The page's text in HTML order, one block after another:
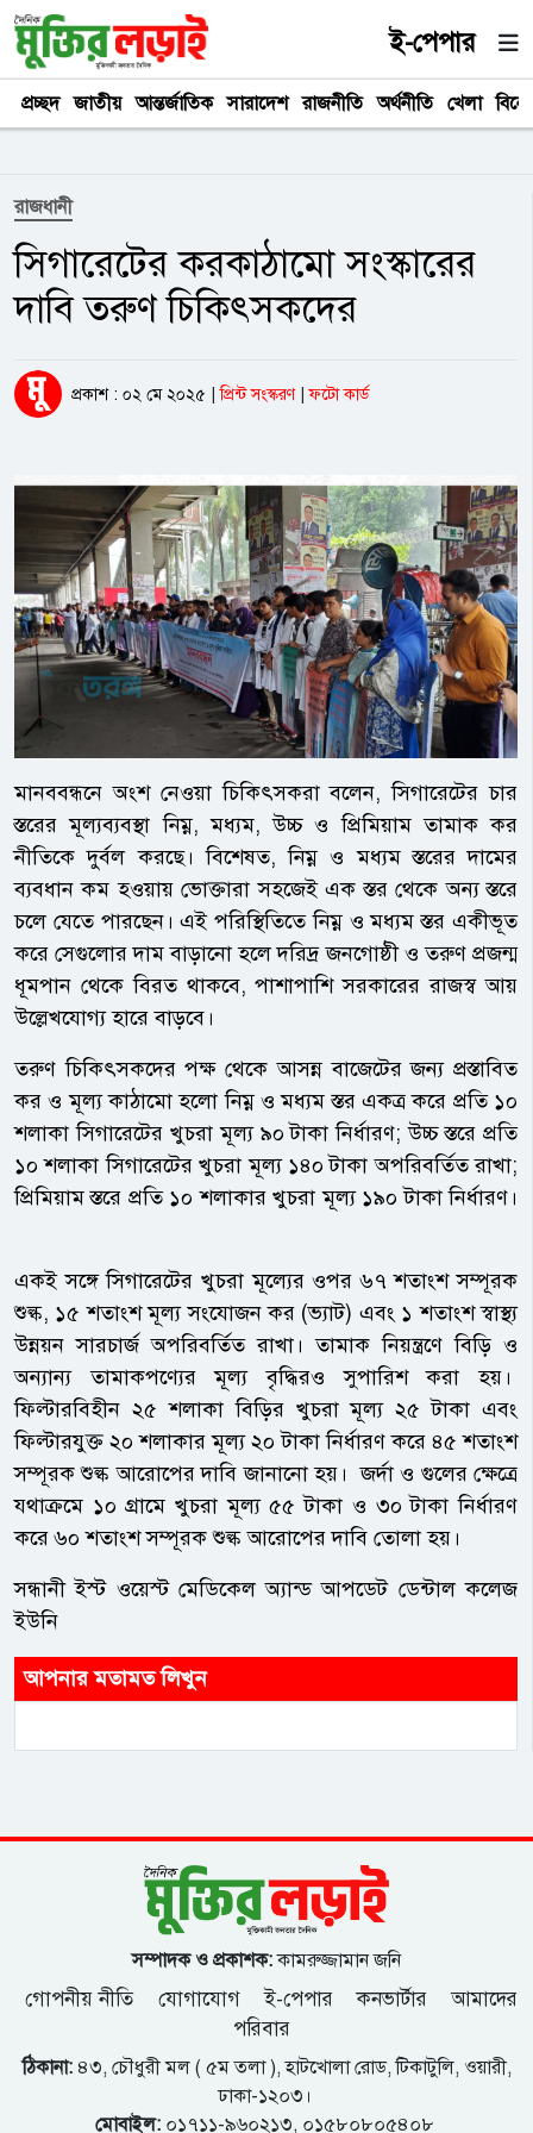
ই-পেপার
প্রচ্ছদ জাতীয় আন্তর্জাতিক সারাদেশ রাজনীতি অর্থনীতি খেলা
রাজধানী
সিগারেটের করকাঠামো সংস্কারের
দাবি তরুণ চিকিৎসকদের
প্রকাশ : ০২ মে ২০২৫ প্রিন্ট সংস্করণ ফটো কার্ড
মানববন্ধনে অংশ নেওয়া চিকিৎসকরা বলেন, সিগারেটের চার
স্তরের মূল্যব্যবস্থা নিম্ন, মধ্যম, উচ্চ ও প্রিমিয়াম তামাক কর
নীতিকে দুর্বল করছে। বিশেষত, নিম্ন ও মধ্যম স্তরের দামের
ব্যবধান কম হওয়ায় ভোক্তারা সহজেই এক স্তর থেকে অন্য স্তরে
চলে যেতে পারছেন। এই পরিস্থিতিতে নিম্ন ও মধ্যম স্তর একীভূত
করে সেগুলোর দাম বাড়ানো হলে দরিদ্র জনগোষ্ঠী ও তরুণ প্রজন্ম
ধূমপান থেকে বিরত থাকবে, পাশাপাশি সরকারের রাজস্ব আয়
উল্লেখযোগ্য হারে বাড়বে।
তরুণ চিকিৎসকদের পক্ষ থেকে আসন্ন বাজেটের জন্য প্রস্তাবিত
কর ও মূল্য কাঠামো হলো নিম্ন ও মধ্যম স্তর একত্র করে প্রতি ১০
শলাকা সিগারেটের খুচরা মূল্য ৯০ টাকা নির্ধারণ; উচ্চ স্তরে প্রতি
১০ শলাকা সিগারেটের খুচরা মূল্য ১৪০ টাকা অপরিবর্তিত রাখা;
প্রিমিয়াম স্তরে প্রতি ১০ শলাকার খুচরা মূল্য ১৯০ টাকা নির্ধারণ।
একই সঙ্গে সিগারেটের খুচরা মূল্যের ওপর ৬৭ শতাংশ সম্পূরক
শুল্ক, ১৫ শতাংশ মূল্য সংযোজন কর (ভ্যাট) এবং ১ শতাংশ স্বাস্থ্য
উন্নয়ন সারচার্জ অপরিবর্তিত রাখা। তামাক নিয়ন্ত্রণে বিড়ি ও
অন্যান্য তামাকপণ্যের মূল্য বৃদ্ধিরও সুপারিশ করা হয়।
ফিল্টারবিহীন ২৫ শলাকা বিড়ির খুচরা মূল্য ২৫ টাকা এবং
ফিল্টারযুক্ত ২০ শলাকার মূল্য ২০ টাকা নির্ধারণ করে ৪৫ শতাংশ
সম্পূরক শুল্ক আরোপের দাবি জানানো হয়। জর্দা ও গুলের ক্ষেত্রে
যথাক্রমে ১০ গ্রামে খুচরা মূল্য ৫৫ টাকা ও ৩০ টাকা নির্ধারণ
করে ৬০ শতাংশ সম্পূরক শুল্ক আরোপের দাবি তোলা হয়।
সন্ধানী ইস্ট ওয়েস্ট মেডিকেল অ্যান্ড আপডেট ডেন্টাল কলেজ
ইউনি
আপনার মতামত লিখুন
সম্পাদক ও প্রকাশক:কামরুজ্জামান জনি
গোপনীয় নীতি যোগাযোগ ই-পেপার কনভার্টার
আমাদের
পরিবার
ঠিকানা:৪৩, চৌধুরী মল ( ৫ম তলা ), হাটখোলা রোড, টিকাটুলি, ওয়ারী,
ঢাকা-১২০৩।
মোবাইল:০১৭১১-৯৬০২১৩, ০১৫৮০৮০৫৪০৮